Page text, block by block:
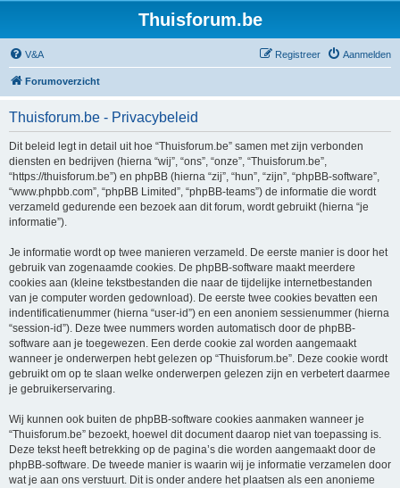
Thuisforum.be
V&A Aanmelden
Registreer
Forumoverzicht
Thuisforum.be - Privacybeleid
Dit beleid legt in detail uit hoe “Thuisforum.be” samen met zijn verbonden
diensten en bedrijven (hierna “wij”, “ons”, “onze”, “Thuisforum.be”,
“https://thuisforum.be”) en phpBB (hierna “zij”, “hun”, “zijn”, “phpBB-software”,
“www.phpbb.com”, “phpBB Limited”, “phpBB-teams”) de informatie die wordt
verzameld gedurende een bezoek aan dit forum, wordt gebruikt (hierna “je
informatie”).
Je informatie wordt op twee manieren verzameld. De eerste manier is door het
gebruik van zogenaamde cookies. De phpBB-software maakt meerdere
cookies aan (kleine tekstbestanden die naar de tijdelijke internetbestanden
van je computer worden gedownload). De eerste twee cookies bevatten een
indentificatienummer (hierna “user-id”) en een anoniem sessienummer (hierna
“session-id”). Deze twee nummers worden automatisch door de phpBB-
software aan je toegewezen. Een derde cookie zal worden aangemaakt
wanneer je onderwerpen hebt gelezen op “Thuisforum.be”. Deze cookie wordt
gebruikt om op te slaan welke onderwerpen gelezen zijn en verbetert daarmee
je gebruikerservaring.
Wij kunnen ook buiten de phpBB-software cookies aanmaken wanneer je
“Thuisforum.be” bezoekt, hoewel dit document daarop niet van toepassing is.
Deze tekst heeft betrekking op de pagina’s die worden aangemaakt door de
phpBB-software. De tweede manier is waarin wij je informatie verzamelen door
wat je aan ons verstuurt. Dit is onder andere het plaatsen als een anonieme